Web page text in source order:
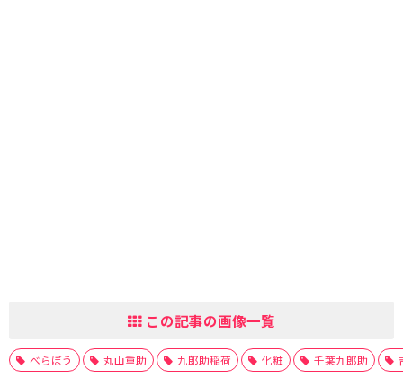
この記事の画像一覧
べらぼう 丸山重助 九郎助稲荷 化粧 千葉九郎助